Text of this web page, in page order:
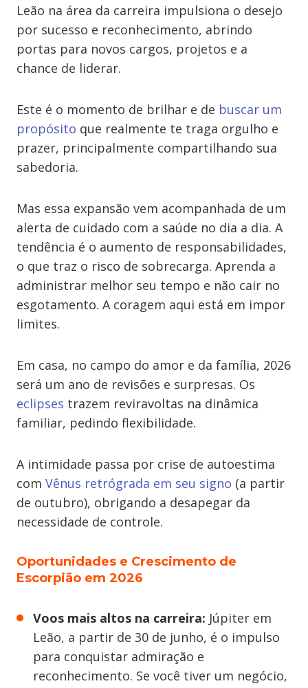
Leão na área da carreira impulsiona o desejo
por sucesso e reconhecimento, abrindo
portas para novos cargos, projetos e a
chance de liderar.
Este é o momento de brilhar e de buscar um
propósito que realmente te traga orgulho e
prazer, principalmente compartilhando sua
sabedoria.
Mas essa expansão vem acompanhada de um
alerta de cuidado com a saúde no dia a dia. A
tendência é o aumento de responsabilidades,
o que traz o risco de sobrecarga. Aprenda a
administrar melhor seu tempo e não cair no
esgotamento. A coragem aqui está em impor
limites.
Em casa, no campo do amor e da família, 2026
será um ano de revisões e surpresas. Os
eclipses trazem reviravoltas na dinâmica
familiar, pedindo flexibilidade.
A intimidade passa por crise de autoestima
com Vênus retrógrada em seu signo (a partir
de outubro), obrigando a desapegar da
necessidade de controle.
Oportunidades e Crescimento de
Escorpião em 2026
Voos mais altos na carreira: Júpiter em
Leão, a partir de 30 de junho, é o impulso
para conquistar admiração e
reconhecimento. Se você tiver um negócio,